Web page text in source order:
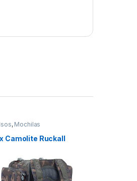
, Mochilas
Camolite Ruckall